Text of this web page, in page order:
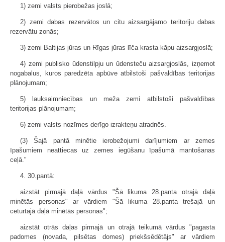
1) zemi valsts pierobežas joslā;
2) zemi dabas rezervātos un citu aizsargājamo teritoriju dabas
rezervātu zonās;
3) zemi Baltijas jūras un Rīgas jūras līča krasta kāpu aizsargjoslā;
4) zemi publisko ūdenstilpju un ūdensteču aizsargjoslās, izņemot
nogabalus, kuros paredzēta apbūve atbilstoši pašvaldības teritorijas
plānojumam;
5) lauksaimniecības un meža zemi atbilstoši pašvaldības
teritorijas plānojumam;
6) zemi valsts nozīmes derīgo izrakteņu atradnēs.
(3) Šajā pantā minētie ierobežojumi darījumiem ar zemes
īpašumiem neattiecas uz zemes iegūšanu īpašumā mantošanas
ceļā."
4. 30.pantā:
aizstāt pirmajā daļā vārdus "Šā likuma 28.panta otrajā daļā
minētās personas" ar vārdiem "Šā likuma 28.panta trešajā un
ceturtajā daļā minētās personas";
aizstāt otrās daļas pirmajā un otrajā teikumā vārdus "pagasta
padomes (novada, pilsētas domes) priekšsēdētājs" ar vārdiem